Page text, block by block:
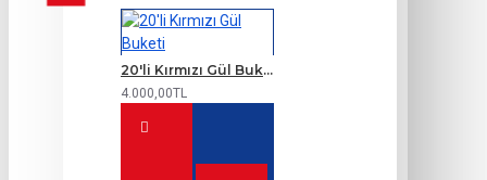
20'li Kırmızı Gül Buketi
4.000,00TL